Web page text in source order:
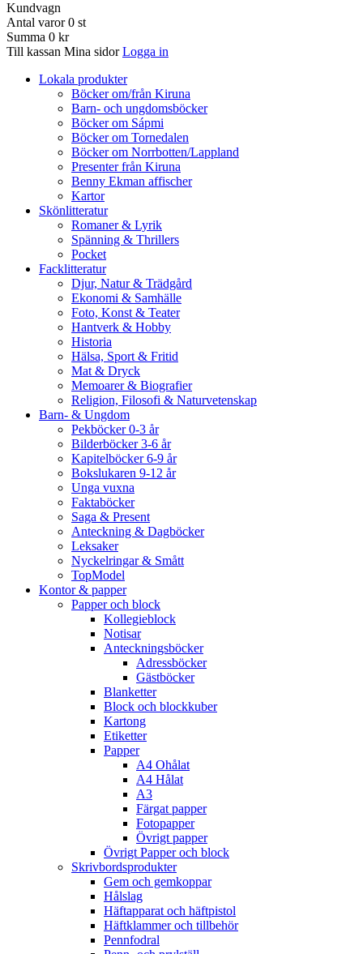
Kundvagn
Antal varor 0 st
Summa 0 kr
Till kassan Mina sidor Logga in
Lokala produkter
Böcker om/från Kiruna
Barn- och ungdomsböcker
Böcker om Sápmi
Böcker om Tornedalen
Böcker om Norrbotten/Lappland
Presenter från Kiruna
Benny Ekman affischer
Kartor
Skönlitteratur
Romaner & Lyrik
Spänning & Thrillers
Pocket
Facklitteratur
Djur, Natur & Trädgård
Ekonomi & Samhälle
Foto, Konst & Teater
Hantverk & Hobby
Historia
Hälsa, Sport & Fritid
Mat & Dryck
Memoarer & Biografier
Religion, Filosofi & Naturvetenskap
Barn- & Ungdom
Pekböcker 0-3 år
Bilderböcker 3-6 år
Kapitelböcker 6-9 år
Bokslukaren 9-12 år
Unga vuxna
Faktaböcker
Saga & Present
Anteckning & Dagböcker
Leksaker
Nyckelringar & Smått
TopModel
Kontor & papper
Papper och block
Kollegieblock
Notisar
Anteckningsböcker
Adressböcker
Gästböcker
Blanketter
Block och blockkuber
Kartong
Etiketter
Papper
A4 Ohålat
A4 Hålat
A3
Färgat papper
Fotopapper
Övrigt papper
Övrigt Papper och block
Skrivbordsprodukter
Gem och gemkoppar
Hålslag
Häftapparat och häftpistol
Häftklammer och tillbehör
Pennfodral